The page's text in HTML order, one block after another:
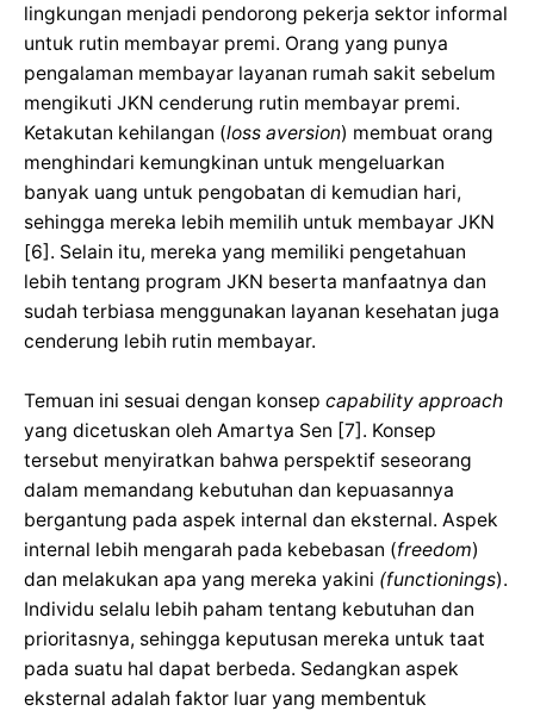
lingkungan menjadi pendorong pekerja sektor informal
untuk rutin membayar premi. Orang yang punya
pengalaman membayar layanan rumah sakit sebelum
mengikuti JKN cenderung rutin membayar premi.
Ketakutan kehilangan (loss aversion) membuat orang
menghindari kemungkinan untuk mengeluarkan
banyak uang untuk pengobatan di kemudian hari,
sehingga mereka lebih memilih untuk membayar JKN
[6]. Selain itu, mereka yang memiliki pengetahuan
lebih tentang program JKN beserta manfaatnya dan
sudah terbiasa menggunakan layanan kesehatan juga
cenderung lebih rutin membayar.
Temuan ini sesuai dengan konsep capability approach
yang dicetuskan oleh Amartya Sen [7]. Konsep
tersebut menyiratkan bahwa perspektif seseorang
dalam memandang kebutuhan dan kepuasannya
bergantung pada aspek internal dan eksternal. Aspek
internal lebih mengarah pada kebebasan (freedom)
dan melakukan apa yang mereka yakini (functionings).
Individu selalu lebih paham tentang kebutuhan dan
prioritasnya, sehingga keputusan mereka untuk taat
pada suatu hal dapat berbeda. Sedangkan aspek
eksternal adalah faktor luar yang membentuk